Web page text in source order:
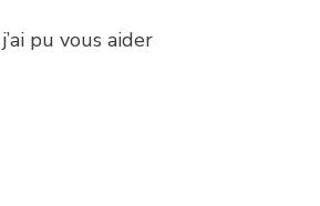
pu vous aider